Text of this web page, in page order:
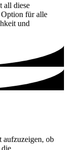
all diese
Option für alle
und
aufzuzeigen, ob